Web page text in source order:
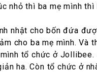
nhỏ thì ba mẹ mình thì
nhật cho bốn đứa
cho ba mẹ mình.
tổ chức ở
ha. Còn tổ chức ở